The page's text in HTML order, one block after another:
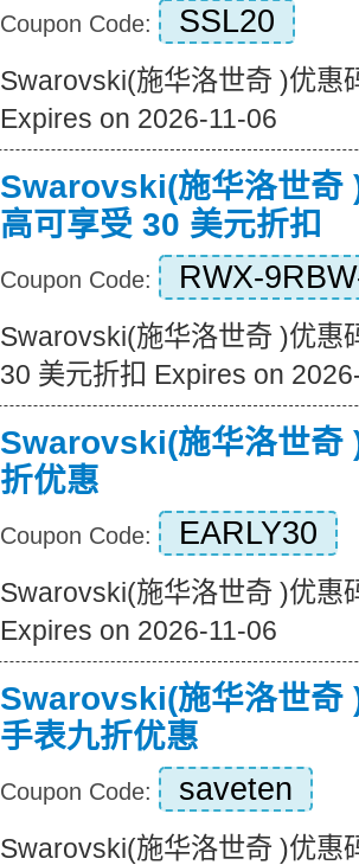
Coupon Code: SSL20
Swarovski(施华洛世奇 )优惠
Expires on 2026-11-06
Swarovski(施华洛世奇
高可享受 30 美元折扣
Coupon Code: RWX-
Swarovski(施华洛世奇 )优惠
30 美元折扣 Expires on
Swarovski(施华洛世奇
折优惠
Coupon Code: EARLY30
Swarovski(施华洛世奇 )优惠
Expires on 2026-11-06
Swarovski(施华洛世奇
手表九折优惠
Coupon Code: saveten
Swarovski(施华洛世奇 )优惠